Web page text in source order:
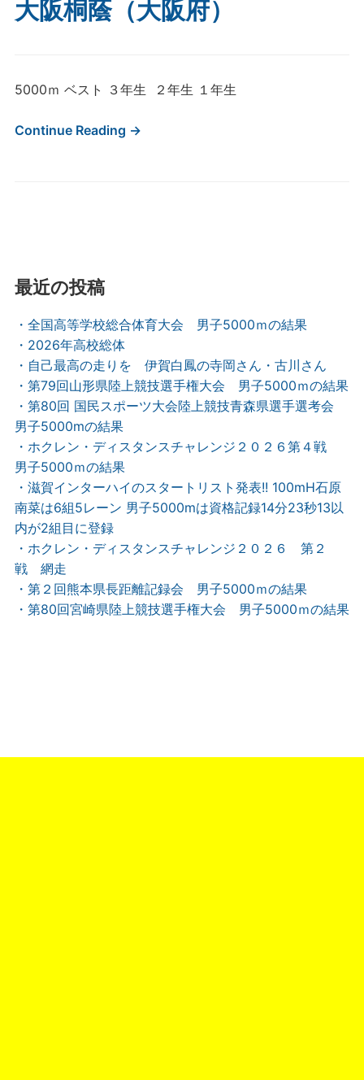
大阪桐蔭（大阪府）
5000ｍ ベスト ３年生 ２年生 １年生
Continue Reading →
最近の投稿
・全国高等学校総合体育大会 男子5000ｍの結果
・2026年高校総体
・自己最高の走りを 伊賀白鳳の寺岡さん・古川さん
・第79回山形県陸上競技選手権大会 男子5000ｍの結果
・第80回 国民スポーツ大会陸上競技青森県選手選考会
男子5000mの結果
・ホクレン・ディスタンスチャレンジ２０２６第４戦
男子5000ｍの結果
・滋賀インターハイのスタートリスト発表!! 100mH石原
南菜は6組5レーン 男子5000mは資格記録14分23秒13以
内が2組目に登録
・ホクレン・ディスタンスチャレンジ２０２６ 第２
戦 網走
・第２回熊本県長距離記録会 男子5000ｍの結果
・第80回宮崎県陸上競技選手権大会 男子5000ｍの結果